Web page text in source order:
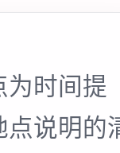
为时间提
点说明的